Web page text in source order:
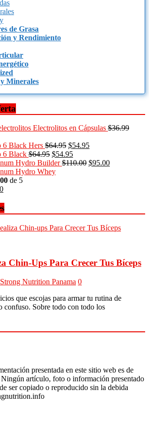
de Grasa
y Rendimiento
Minerales
Electrolitos en Cápsulas $36.99
6 Black Hers $64.95 $54.95
6 Black $64.95 $54.95
Hydro Builder $110.00 $95.00
Hydro Whey
de 5
Chin-Ups Para Crecer Tus Bíceps
Strong Nutrition Panama 0
que escojas para armar tu rutina de
confuso. Sobre todo con todo los
presentada en este sitio web es de
artículo, foto o información presentado
ser copiado o reproducido sin la debida